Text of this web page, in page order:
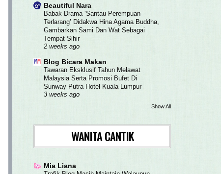
Beautiful Nara
Babak Drama ‘Santau Perempuan
Terlarang’ Didakwa Hina Agama Buddha,
Gambarkan Sami Dan Wat Sebagai
Tempat Sihir
2 weeks ago
Blog Bicara Makan
Tawaran Eksklusif Tahun Melawat
Malaysia Serta Promosi Bufet Di
Sunway Putra Hotel Kuala Lumpur
3 weeks ago
Show All
WANITA CANTIK
Mia Liana